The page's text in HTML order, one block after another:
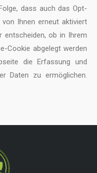
dass auch das Opt-
Ihnen erneut aktiviert
entscheiden, ob in Ihrem
Cookie abgelegt werden
die Erfassung und
Daten zu ermöglichen.